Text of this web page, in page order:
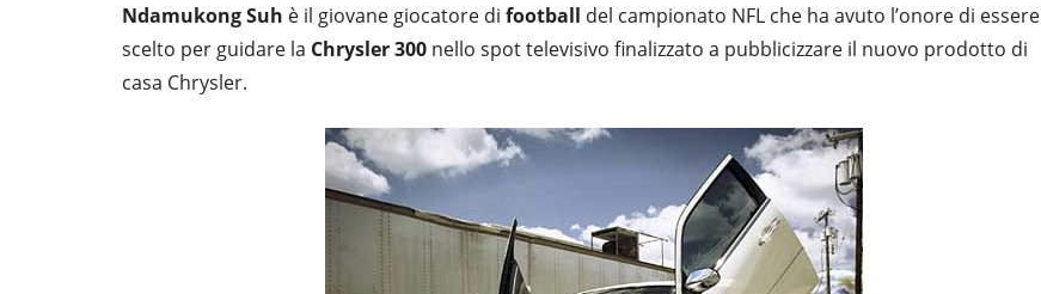
Ndamukong Suh è il giovane giocatore di football del campionato NFL che ha avuto l’onore di essere
scelto per guidare la Chrysler 300 nello spot televisivo finalizzato a pubblicizzare il nuovo prodotto di
casa Chrysler.